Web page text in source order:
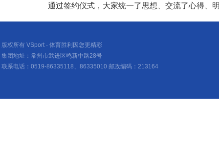
通过签约仪式，大家统一了思想、交流了心得、
版权所有 VSport - 体育胜利因您更精彩
集团地址：常州市武进区鸣新中路28号
联系电话：0519-86335118、86335010 邮政编码：213164